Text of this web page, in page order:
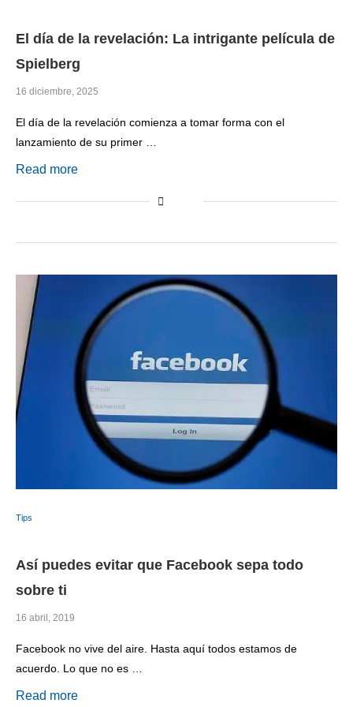
El día de la revelación: La intrigante película de
Spielberg
16 diciembre, 2025
El día de la revelación comienza a tomar forma con el
lanzamiento de su primer …
Read more
Tips
Así puedes evitar que Facebook sepa todo
sobre ti
16 abril, 2019
Facebook no vive del aire. Hasta aquí todos estamos de
acuerdo. Lo que no es …
Read more